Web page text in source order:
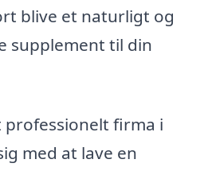
blive et naturligt og
supplement til din
professionelt firma i
med at lave en